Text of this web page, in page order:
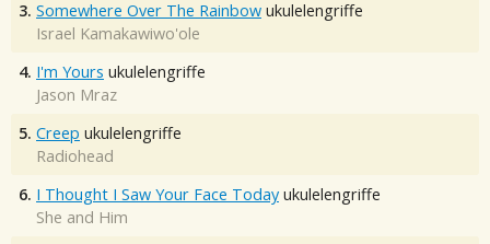
3. Somewhere Over The Rainbow ukulelengriffe
Israel Kamakawiwo'ole
4. I'm Yours ukulelengriffe
Jason Mraz
5. Creep ukulelengriffe
Radiohead
6. I Thought I Saw Your Face Today ukulelengriffe
She and Him